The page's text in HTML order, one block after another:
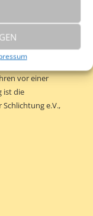
oder
Zustimmung
vor einer
ist die
e.V.,